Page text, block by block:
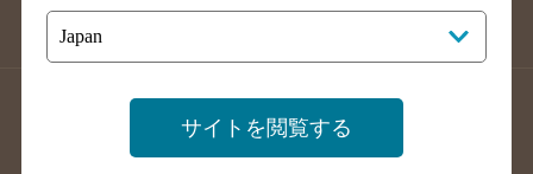
サイトを閲覧する